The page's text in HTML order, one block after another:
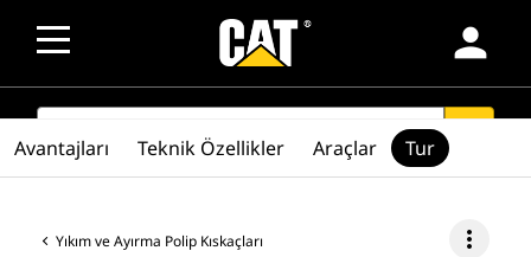
person
SEARCH
Yıkım ve Ayırma Polip Kıskaçları more_vert
Avantajları Teknik Özellikler Araçlar Tur